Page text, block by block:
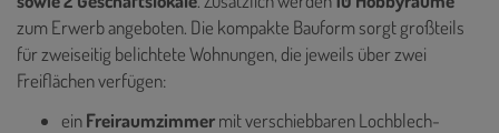
zum Erwerb angeboten. Die kompakte Bauform sorgt großteils
für zweiseitig belichtete Wohnungen, die jeweils über zwei
Freiflächen verfügen:
einFreiraumzimmermit verschiebbaren Lochblech-